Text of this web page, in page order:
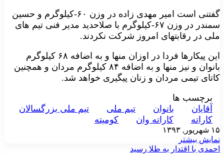
گفتنی است امیر مهدی زاده در وزن ۶۰-کیلوگرم و حسین
سمندر در وزن ۶۷-کیلوگرم با صلاحدید مدیر فنی تیم های
ملی در رقابتهای امروز شرکت نکردند.
این پیکارها فردا در اوزان منها و به اضافه ۶۸ کیلوگرم
بانوان و نیز منها و به اضافه ۸۴ کیلوگرم مردان و همچنین
کاتای تیمی مردان و زنان پیگیری خواهد شد.
برچسب ها
آقايان
بانوان تيم ملی
تيم ملی بزرگسالان
کاراته
کاراته وان کوميته
۱۵ شهریور, ۱۳۹۳
نمایش بیشتر
احمدی با اقتدار به طلا رسید